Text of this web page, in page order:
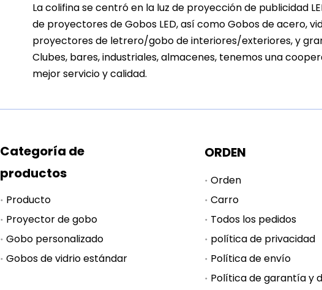
La colifina se centró en la luz de proyección de publicidad
de proyectores de Gobos LED, así como Gobos de acero,
proyectores de letrero/gobo de interiores/exteriores, y
Clubes, bares, industriales, almacenes, tenemos una
mejor servicio y calidad.
Categoría de
productos
Producto
Proyector de gobo
Gobo personalizado
Gobos de vidrio estándar
ORDEN
Orden
Carro
Todos los pedidos
política de privacidad
Política de envío